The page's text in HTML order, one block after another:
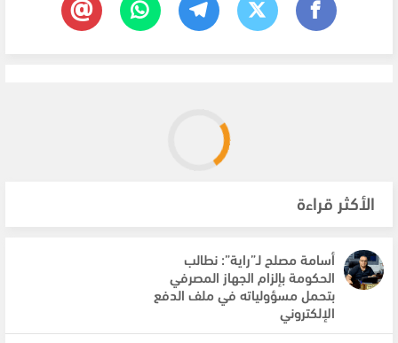
الأكثر قراءة
أسامة مصلح لـ”راية”: نطالب
الحكومة بإلزام الجهاز المصرفي
بتحمل مسؤولياته في ملف الدفع
الإلكتروني